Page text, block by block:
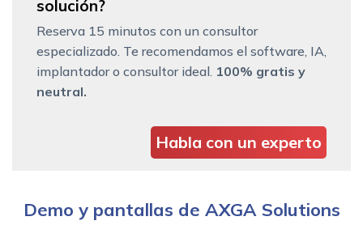
solución?
Reserva 15 minutos con un consultor
especializado. Te recomendamos el software, IA,
implantador o consultor ideal. 100% gratis y
neutral.
Habla con un experto
Demo y pantallas de AXGA Solutions